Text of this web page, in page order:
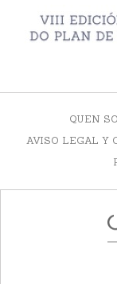
QUEN
AVISO LEGAL Y